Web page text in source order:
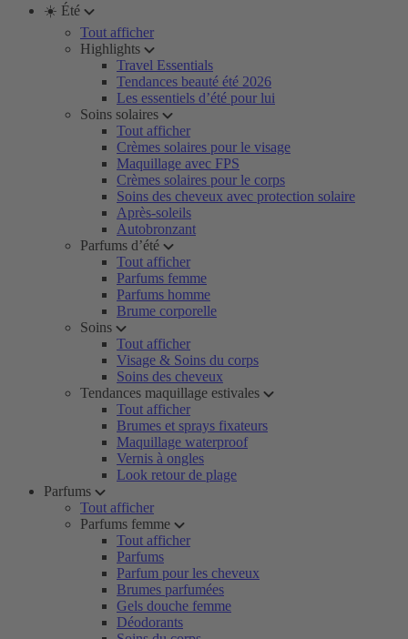
☀️ Été
Tout afficher
Highlights
Travel Essentials
Tendances beauté été 2026
Les essentiels d’été pour lui
Soins solaires
Tout afficher
Crèmes solaires pour le visage
Maquillage avec FPS
Crèmes solaires pour le corps
Soins des cheveux avec protection solaire
Après-soleils
Autobronzant
Parfums d’été
Tout afficher
Parfums femme
Parfums homme
Brume corporelle
Soins
Tout afficher
Visage & Soins du corps
Soins des cheveux
Tendances maquillage estivales
Tout afficher
Brumes et sprays fixateurs
Maquillage waterproof
Vernis à ongles
Look retour de plage
Parfums
Tout afficher
Parfums femme
Tout afficher
Parfums
Parfum pour les cheveux
Brumes parfumées
Gels douche femme
Déodorants